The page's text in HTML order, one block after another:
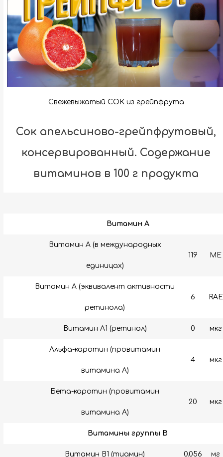
Свежевыжатый СОК из грейпфрута
Сок апельсиново-грейпфрутовый,
консервированный. Содержание
витаминов в 100 г продукта
Витамин A
Витамин А (в международных
единицах)
119 МЕ
Витамин А (эквивалент активности
ретинола)
6 RAE
Витамин A1 (ретинол) 0 мкг
Альфа-каротин (провитамин
витамина А)
4 мкг
Бета-каротин (провитамин
витамина А)
20 мкг
Витамины группы B
Витамин B1 (тиамин) 0.056 мг